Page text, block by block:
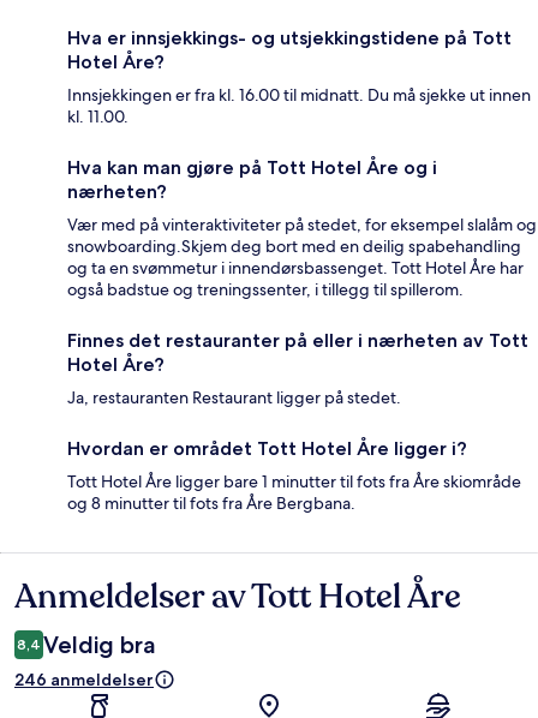
Hva er innsjekkings- og utsjekkingstidene på Tott
Hotel Åre?
Innsjekkingen er fra kl. 16.00 til midnatt. Du må sjekke ut innen
kl. 11.00.
Hva kan man gjøre på Tott Hotel Åre og i
nærheten?
Vær med på vinteraktiviteter på stedet, for eksempel slalåm og
snowboarding.Skjem deg bort med en deilig spabehandling
og ta en svømmetur i innendørsbassenget. Tott Hotel Åre har
også badstue og treningssenter, i tillegg til spillerom.
Finnes det restauranter på eller i nærheten av Tott
Hotel Åre?
Ja, restauranten Restaurant ligger på stedet.
Hvordan er området Tott Hotel Åre ligger i?
Tott Hotel Åre ligger bare 1 minutter til fots fra Åre skiområde
og 8 minutter til fots fra Åre Bergbana.
Anmeldelser
Anmeldelser av Tott Hotel Åre
8,4 Veldig bra
246 anmeldelser